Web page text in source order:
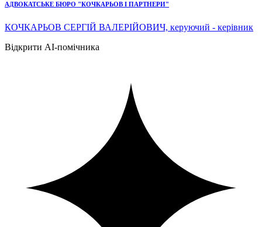
АДВОКАТСЬКЕ БЮРО "КОЧКАРЬОВ І ПАРТНЕРИ"
КОЧКАРЬОВ СЕРГІЙ ВАЛЕРІЙОВИЧ, керуючий - керівник
Відкрити AI-помічника